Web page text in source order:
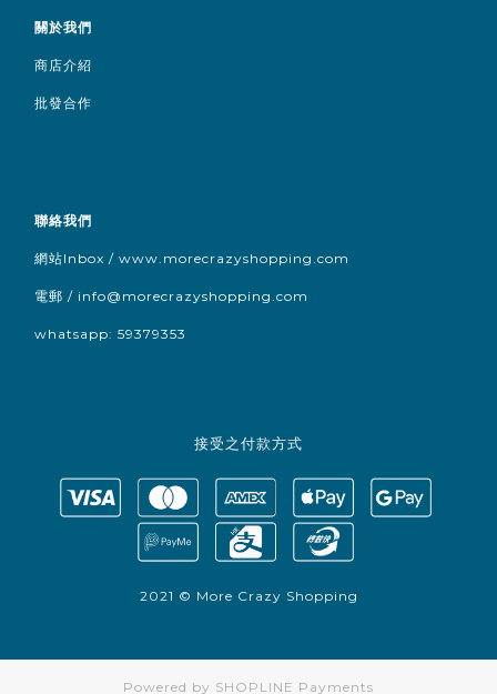
關於我們
商店介紹
批發合作
聯絡我們
網站Inbox / www.morecrazyshopping.com
電郵 / info@morecrazyshopping.com
whatsapp: 59379353
接受之付款方式
2021 © More Crazy Shopping
Powered by SHOPLINE Payments